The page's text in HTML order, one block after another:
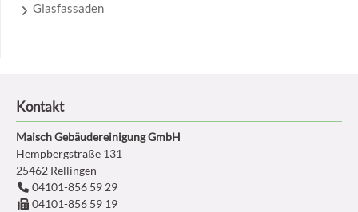
Glasfassaden
Kontakt
Maisch Gebäudereinigung GmbH
Hempbergstraße 131
25462 Rellingen
04101-856 59 29
04101-856 59 19